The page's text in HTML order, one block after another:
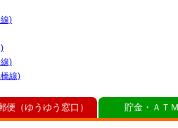
)
)
線)
便（ゆうゆう窓口） 貯金・ＡＴ